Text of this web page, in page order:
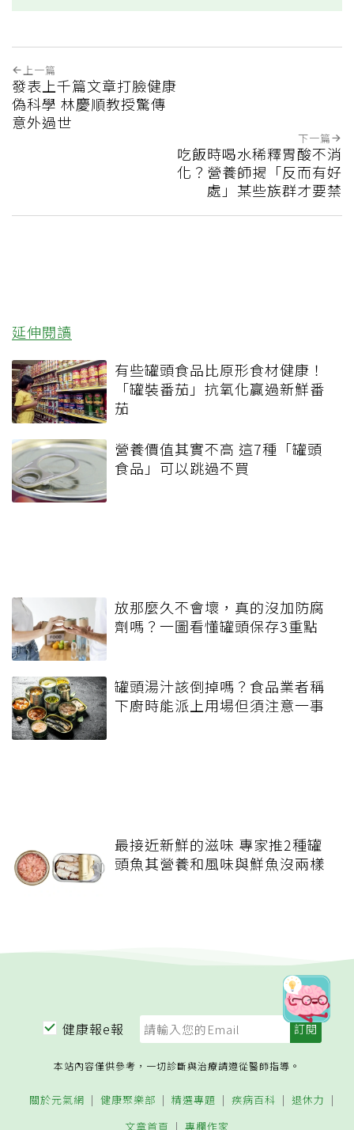
上一篇
發表上千篇文章打臉健康
偽科學 林慶順教授驚傳
意外過世
下一篇
吃飯時喝水稀釋胃酸不消
化？營養師揭「反而有好
處」某些族群才要禁
延伸閱讀
有些罐頭食品比原形食材健康！
「罐裝番茄」抗氧化贏過新鮮番
茄
營養價值其實不高 這7種「罐頭
食品」可以跳過不買
放那麼久不會壞，真的沒加防腐
劑嗎？一圖看懂罐頭保存3重點
罐頭湯汁該倒掉嗎？食品業者稱
下廚時能派上用場但須注意一事
最接近新鮮的滋味 專家推2種罐
頭魚其營養和風味與鮮魚沒兩樣
健康報e報
本站內容僅供參考，一切診斷與治療請遵從醫師指導。
關於元氣網 健康聚樂部 精選專題 疾病百科
退休力
文章首頁
專欄作家